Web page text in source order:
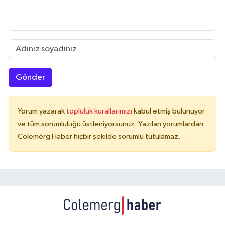
Gönder
Yorum yazarak topluluk kurallarımızı kabul etmiş bulunuyor
ve tüm sorumluluğu üstleniyorsunuz. Yazılan yorumlardan
Colemérg Haber hiçbir şekilde sorumlu tutulamaz.